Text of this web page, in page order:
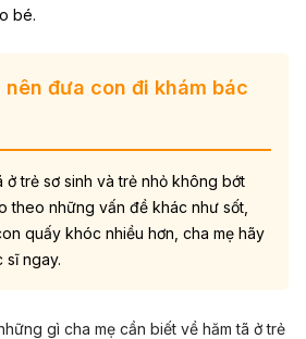
bé.
nên đưa con đi khám bác
ở trẻ sơ sinh và trẻ nhỏ không bớt
theo những vấn đề khác như sốt,
quấy khóc nhiều hơn, cha mẹ hãy
sĩ ngay.
gì cha mẹ cần biết về hăm tã ở trẻ